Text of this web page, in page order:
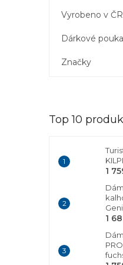
Vyrobeno v ČR
Dárkové
Značky
Top 10
1
1